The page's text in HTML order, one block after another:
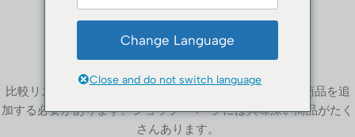
比較リストは空です。
比較リストに商品が追加されていません。比較するには商品を追
加する必要があります。ショップ "ページには興味深い商品がたく
さんあります。
Change Language
Close and do not switch language